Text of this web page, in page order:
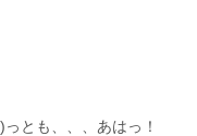
とも、、、あはっ！